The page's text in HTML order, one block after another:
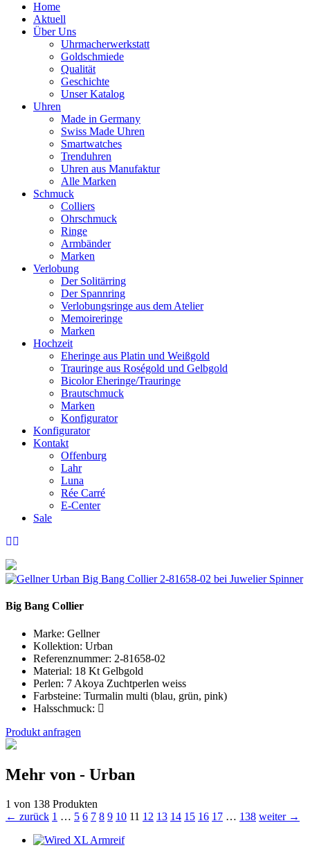
Home
Aktuell
Über Uns
Uhrmacherwerkstatt
Goldschmiede
Qualität
Geschichte
Unser Katalog
Uhren
Made in Germany
Swiss Made Uhren
Smartwatches
Trenduhren
Uhren aus Manufaktur
Alle Marken
Schmuck
Colliers
Ohrschmuck
Ringe
Armbänder
Marken
Verlobung
Der Solitärring
Der Spannring
Verlobungsringe aus dem Atelier
Memoireringe
Marken
Hochzeit
Eheringe aus Platin und Weißgold
Trauringe aus Roségold und Gelbgold
Bicolor Eheringe/Trauringe
Brautschmuck
Marken
Konfigurator
Konfigurator
Kontakt
Offenburg
Lahr
Luna
Rée Carré
E-Center
Sale
Big Bang Collier
Marke: Gellner
Kollektion: Urban
Referenznummer: 2-81658-02
Material: 18 Kt Gelbgold
Perlen: 7 Akoya Zuchtperlen weiss
Farbsteine: Turmalin multi (blau, grün, pink)
Halsschmuck:
Produkt anfragen
Mehr von - Urban
1 von 138 Produkten
← zurück 1 … 5 6 7 8 9 10 11 12 13 14 15 16 17 … 138 weiter →